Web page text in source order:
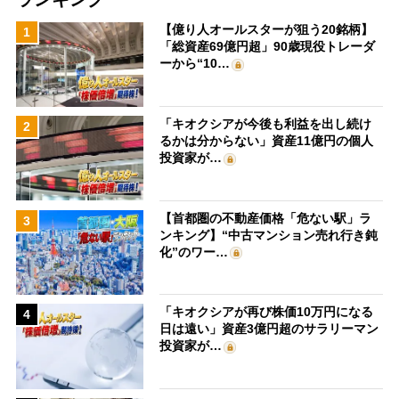
1
【億り人オールスターが狙う20銘柄】
「総資産69億円超」90歳現役トレーダ
ーから“10…
2
「キオクシアが今後も利益を出し続け
るかは分からない」資産11億円の個人
投資家が…
3
【首都圏の不動産価格「危ない駅」ラ
ンキング】“中古マンション売れ行き鈍
化”のワー…
4
「キオクシアが再び株価10万円になる
日は遠い」資産3億円超のサラリーマン
投資家が…